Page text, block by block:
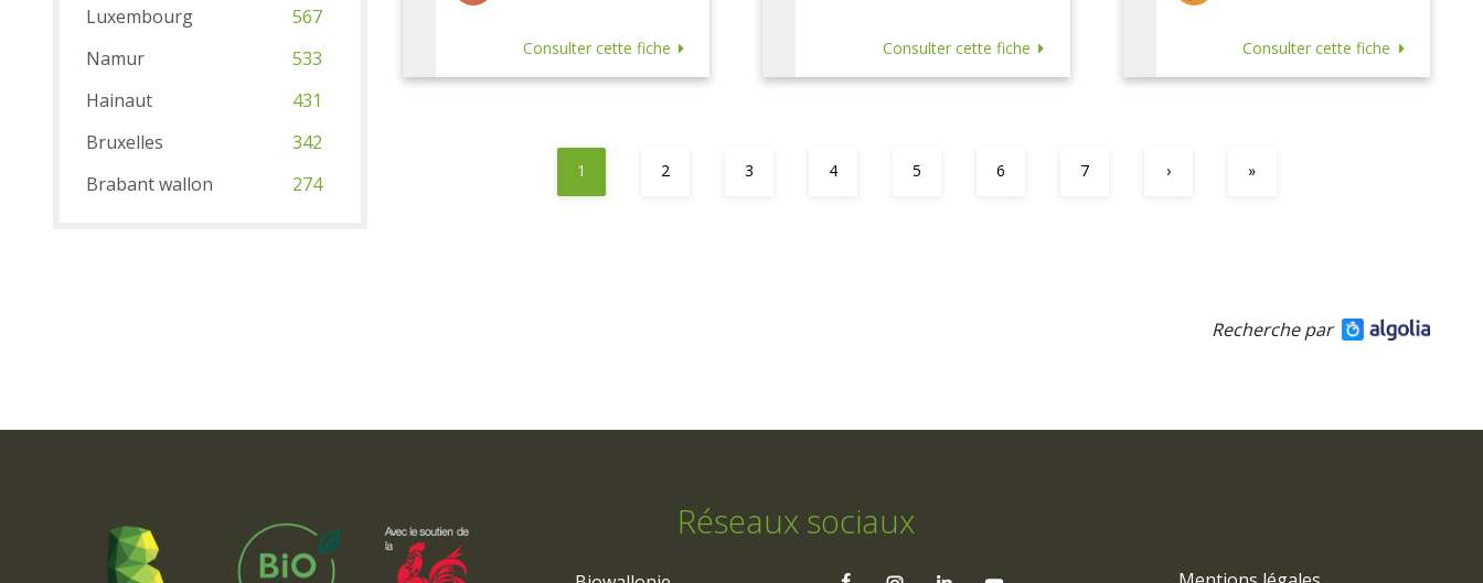
Consulter cette fiche Consulter cette fiche Consulter cette fiche
1 2 3 4 5 6 7 › »
Luxembourg
567
Namur
533
Hainaut
431
Bruxelles
342
Brabant wallon
274
Recherche par
Réseaux sociaux